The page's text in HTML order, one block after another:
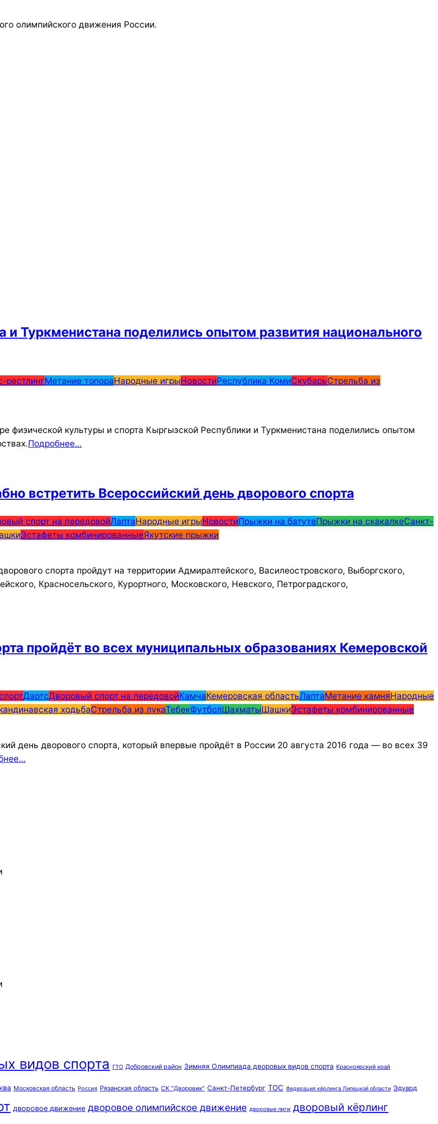
олимпийского движения России.
Туркменистана поделились опытом развития национального
рестлингМетание топораНародные игрыНовостиРеспублика КомиСкубарьСтрельба из
физической культуры и спорта Кыргызской Республики и Туркменистана поделились опытом
Подробнее…
встретить Всероссийский день дворового спорта
спорт на передовойЛаптаНародные игрыНовостиПрыжки на батутеПрыжки на скакалкеСанкт-
Эстафеты комбинированныеЯкутские прыжки
спорта пройдут на территории Адмиралтейского, Василеостровского, Выборгского,
Красносельского, Курортного, Московского, Невского, Петроградского,
пройдёт во всех муниципальных образованиях Кемеровской
ДартсДворовый спорт на передовойКамчаКемеровская областьЛаптаМетание камняНародные
ходьбаСтрельба из лукаТебекФутболШахматыШашкиЭстафеты комбинированные
день дворового спорта, который впервые пройдёт в России 20 августа 2016 года — во всех 39
видов спорта ГТО Добровский район Зимняя Олимпиада дворовых видов спорта Красноярский край
Московская область Россия Рязанская область СК "Дворовик" Санкт-Петербург ТОС Федерация кёрлинга Липецкой области Эдуард
дворовое движение дворовое олимпийское движение дворовые лиги дворовый кёрлинг